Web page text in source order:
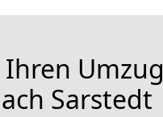
Umzug
Sarstedt